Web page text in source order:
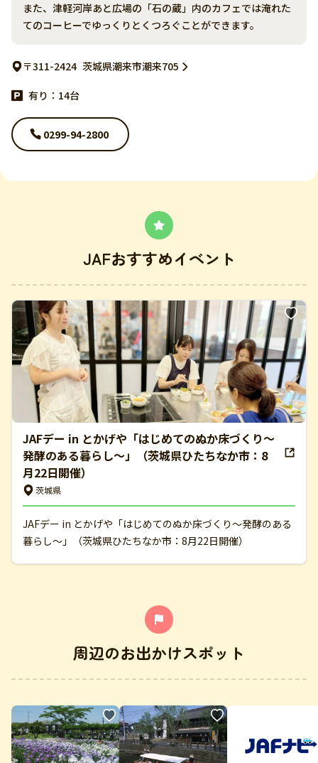
また、津軽河岸あと広場の「石の蔵」内のカフェでは淹れた
てのコーヒーでゆっくりとくつろぐことができます。
〒311-2424 茨城県潮来市潮来705
有り：14台
0299-94-2800
JAFおすすめイベント
JAFデー in とかげや「はじめてのぬか床づくり～
発酵のある暮らし～」（茨城県ひたちなか市：8
月22日開催）
茨城県
JAFデー in とかげや「はじめてのぬか床づくり～発酵のある
暮らし～」（茨城県ひたちなか市：8月22日開催）
周辺のお出かけスポット